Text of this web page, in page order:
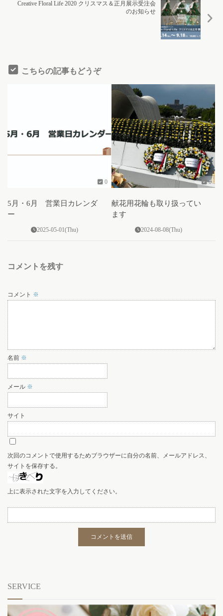
Creative Floral Life 2020 クリスマス＆正月展示受注会
のお知らせ
こちらの記事もどうぞ
0
5月・6月 営業日カレンダ
ー
2025-05-01(Thu)
0
献花用花輪も取り扱ってい
ます
2024-08-08(Thu)
コメントを残す
コメント ※
名前 ※
メール ※
サイト
次回のコメントで使用するためブラウザーに自分の名前、メールアドレス、
サイトを保存する。
上に表示された文字を入力してください。
SERVICE